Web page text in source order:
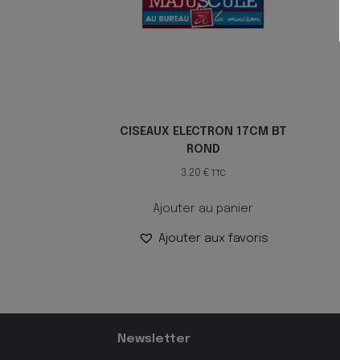
CISEAUX ELECTRON 17CM BT
ROND
3.20 € TTC
Ajouter au panier
Ajouter aux favoris
Newsletter